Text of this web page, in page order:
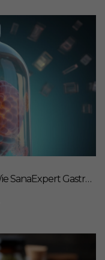
Hormone, die Stimmungsmacher: Wie SanaExpert Gastro Forte Ihre Darm-Hirn-Verbindung unterstützt